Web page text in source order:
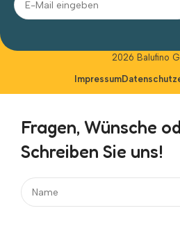
2026 Balufino
Impressum
Fragen, Wünsche
Schreiben Sie uns!